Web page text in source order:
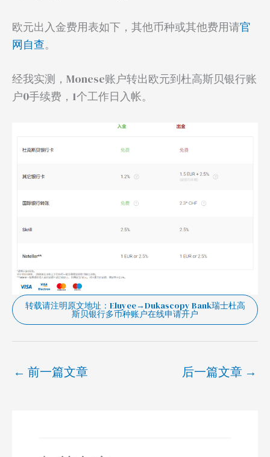
欧元出入金费用表如下，其他币种或其他费用请官
网自查。
经我实测，Monese账户转出欧元到杜高斯贝银行账
户0手续费，1个工作日入帐。
转载请注明原文地址：Eluyee→Dukascopy Bank瑞士杜高
斯贝银行多币种账户在线申请开户
← 前一篇文章 后一篇文章 →